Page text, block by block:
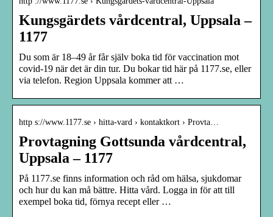
Kungsgärdets vårdcentral, Uppsala –
1177
Du som är 18–49 år får själv boka tid för vaccination mot
covid-19 när det är din tur. Du bokar tid här på 1177.se, eller
via telefon. Region Uppsala kommer att …
http s://www.1177.se › hitta-vard › kontaktkort › Provta…
Provtagning Gottsunda vårdcentral,
Uppsala – 1177
På 1177.se finns information och råd om hälsa, sjukdomar
och hur du kan må bättre. Hitta vård. Logga in för att till
exempel boka tid, förnya recept eller …